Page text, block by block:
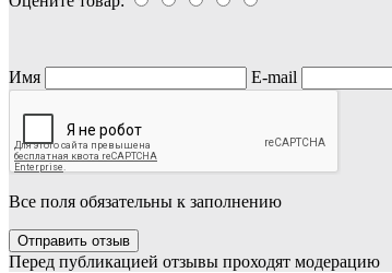
Имя E-mail
Все поля обязательны к заполнению
Перед публикацией отзывы проходят модерацию